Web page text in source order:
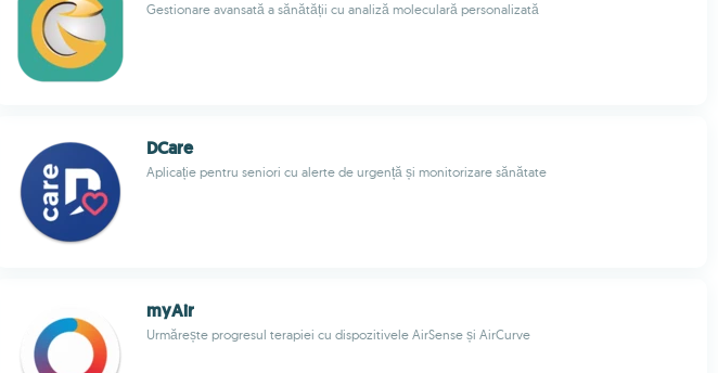
Gestionare avansată a sănătății cu analiză moleculară personalizată
DCare
Aplicație pentru seniori cu alerte de urgență și monitorizare sănătate
myAir
Urmărește progresul terapiei cu dispozitivele AirSense și AirCurve